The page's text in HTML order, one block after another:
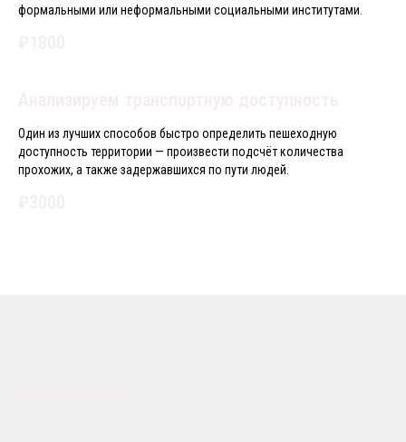
формальными или неформальными социальными институтами.
Один из лучших способов быстро определить пешеходную
доступность территории — произвести подсчёт количества
прохожих, а также задержавшихся по пути людей.